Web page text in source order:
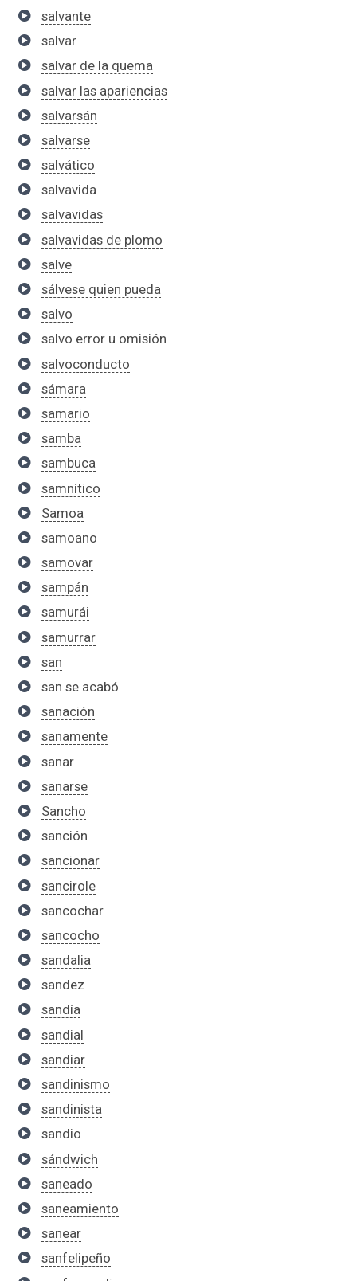
salvante
salvar
salvar de la quema
salvar las apariencias
salvarsán
salvarse
salvático
salvavida
salvavidas
salvavidas de plomo
salve
sálvese quien pueda
salvo
salvo error u omisión
salvoconducto
sámara
samario
samba
sambuca
samnítico
Samoa
samoano
samovar
sampán
samurái
samurrar
san
san se acabó
sanación
sanamente
sanar
sanarse
Sancho
sanción
sancionar
sancirole
sancochar
sancocho
sandalia
sandez
sandía
sandial
sandiar
sandinismo
sandinista
sandio
sándwich
saneado
saneamiento
sanear
sanfelipeño